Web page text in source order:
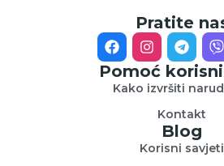
Pratite
Pomoć
Kako izvršiti
Kontakt
Blog
Korisni savjeti